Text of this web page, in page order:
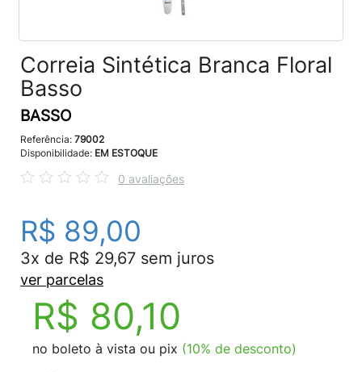
Correia Sintética Branca Floral
Basso
BASSO
Referência: 79002
Disponibilidade: EM ESTOQUE
0 avaliações
R$ 89,00
3x de R$ 29,67 sem juros
ver parcelas
R$ 80,10
no boleto à vista ou pix (10% de desconto)